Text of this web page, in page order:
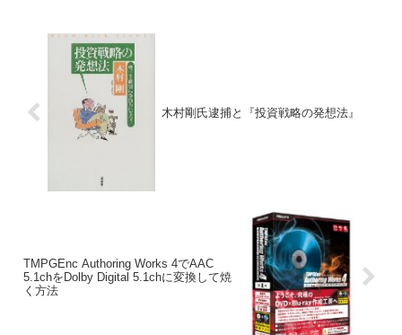
木村剛氏逮捕と『投資戦略の発想法』
TMPGEnc Authoring Works 4でAAC
5.1chをDolby Digital 5.1chに変換して焼
く方法